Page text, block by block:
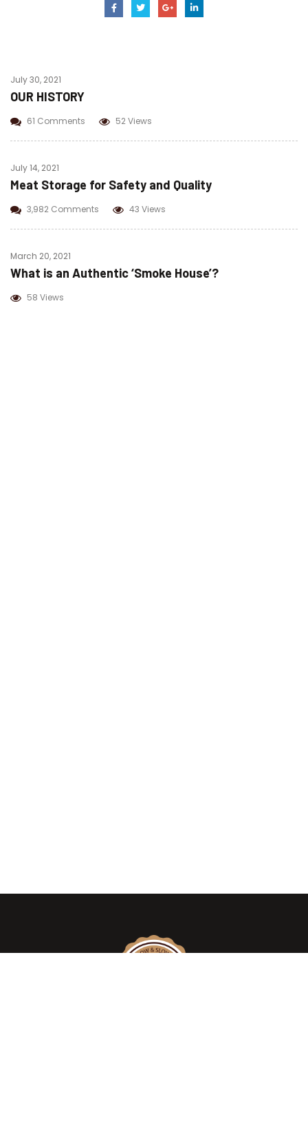
July 30, 2021
OUR HISTORY
61 Comments 52 Views
July 14, 2021
Meat Storage for Safety and Quality
3,982 Comments 43 Views
March 20, 2021
What is an Authentic ‘Smoke House’?
58 Views